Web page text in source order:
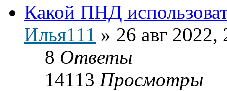
Какой ПНД
Илья111 » 26 авг 2022,
8 Ответы
14113 Просмотры